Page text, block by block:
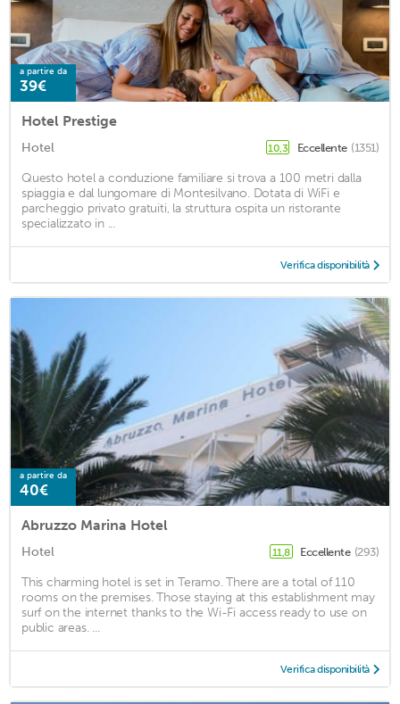
a partire da
39€
Hotel Prestige
Hotel 10,3 Eccellente (1351)
Questo hotel a conduzione familiare si trova a 100 metri dalla
spiaggia e dal lungomare di Montesilvano. Dotata di WiFi e
parcheggio privato gratuiti, la struttura ospita un ristorante
specializzato in ...
Verifica disponibilità
a partire da
40€
Abruzzo Marina Hotel
Hotel 11,8 Eccellente (293)
This charming hotel is set in Teramo. There are a total of 110
rooms on the premises. Those staying at this establishment may
surf on the internet thanks to the Wi-Fi access ready to use on
public areas. ...
Verifica disponibilità